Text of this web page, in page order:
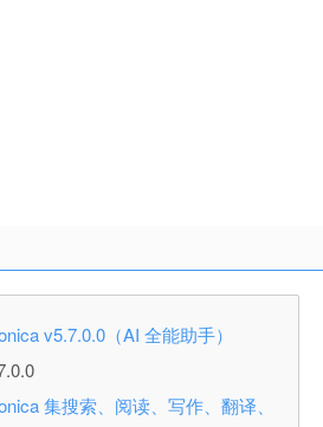
v5.7.0.0（AI 全能助手）
集搜索、阅读、写作、翻译、